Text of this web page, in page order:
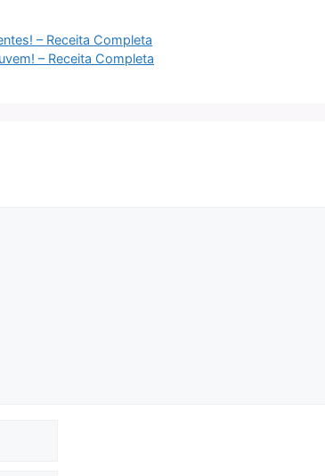
– Receita Completa
– Receita Completa